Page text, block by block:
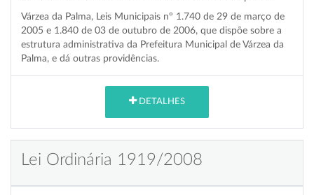
Várzea da Palma, Leis Municipais nº 1.740 de 29 de março de
2005 e 1.840 de 03 de outubro de 2006, que dispõe sobre a
estrutura administrativa da Prefeitura Municipal de Várzea da
Palma, e dá outras providências.
DETALHES
Lei Ordinária 1919/2008